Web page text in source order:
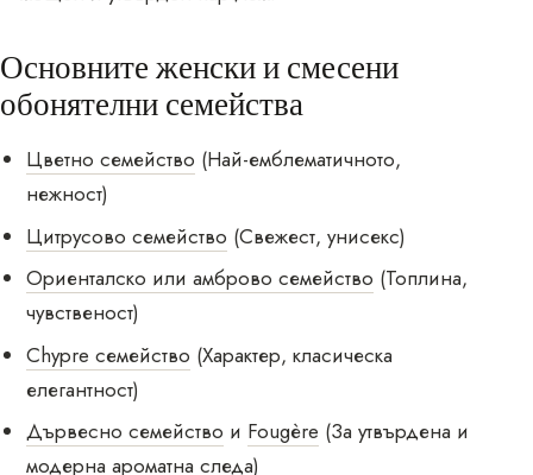
Основните женски и смесени
обонятелни семейства
Цветно семейство (Най-емблематичното,
нежност)
Цитрусово семейство (Свежест, унисекс)
Ориенталско или амброво семейство (Топлина,
чувственост)
Chypre семейство (Характер, класическа
елегантност)
Дървесно семейство и Fougère (За утвърдена и
модерна ароматна следа)